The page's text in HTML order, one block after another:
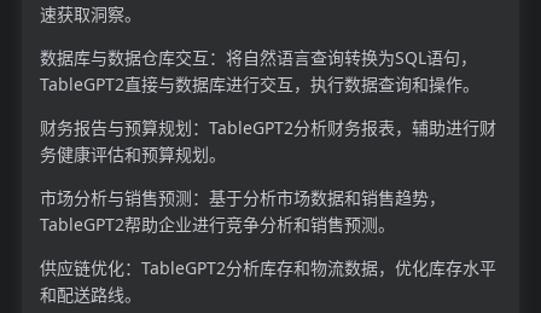
速获取洞察。
数据库与数据仓库交互：将自然语言查询转换为SQL语句，
TableGPT2直接与数据库进行交互，执行数据查询和操作。
财务报告与预算规划：TableGPT2分析财务报表，辅助进行财
务健康评估和预算规划。
市场分析与销售预测：基于分析市场数据和销售趋势，
TableGPT2帮助企业进行竞争分析和销售预测。
供应链优化：TableGPT2分析库存和物流数据，优化库存水平
和配送路线。